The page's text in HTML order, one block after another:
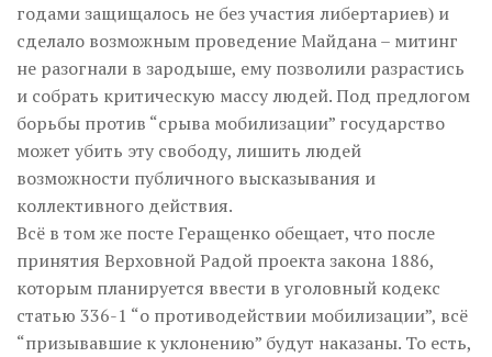
годами защищалось не без участия либертариев) и
сделало возможным проведение Майдана – митинг
не разогнали в зародыше, ему позволили разрастись
и собрать критическую массу людей. Под предлогом
борьбы против “срыва мобилизации” государство
может убить эту свободу, лишить людей
возможности публичного высказывания и
коллективного действия.
Всё в том же посте Геращенко обещает, что после
принятия Верховной Радой проекта закона 1886,
которым планируется ввести в уголовный кодекс
статью 336-1 “о противодействии мобилизации”, всё
“призывавшие к уклонению” будут наказаны. То есть,